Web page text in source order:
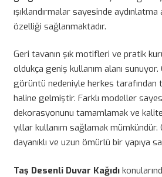
ışıklandırmalar sayesinde aydınlatma
özelliği sağlanmaktadır.
Geri tavanın şık motifleri ve pratik
oldukça geniş kullanım alanı sunuyor.
görüntü nedeniyle herkes tarafından
haline gelmiştir. Farklı modeller
dekorasyonunu tamamlamak ve
yıllar kullanım sağlamak
dayanıklı ve uzun ömürlü bir yapıya
Taş Desenli Duvar Kağıdı